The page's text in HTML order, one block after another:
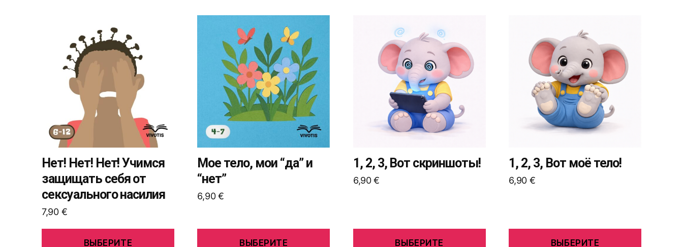
Нет! Нет! Нет! Учимся
защищать себя от
сексуального насилия
7,90 €
ВЫБЕРИТЕ
несколько
вариаций.
на
странице
товара.
Мое тело, мои “да” и
“нет”
6,90€
ВЫБЕРИТЕ
несколько
вариаций.
можно
выбрать
на
товара.
1, 2, 3, Вот скриншоты!
6,90€
ВЫБЕРИТЕ
несколько
вариаций.
товара.
1, 2, 3, Вот моё тело!
6,90 €
ВЫБЕРИТЕ
имеет
несколько
вариаций.
Опции
можно
выбрать
товара.